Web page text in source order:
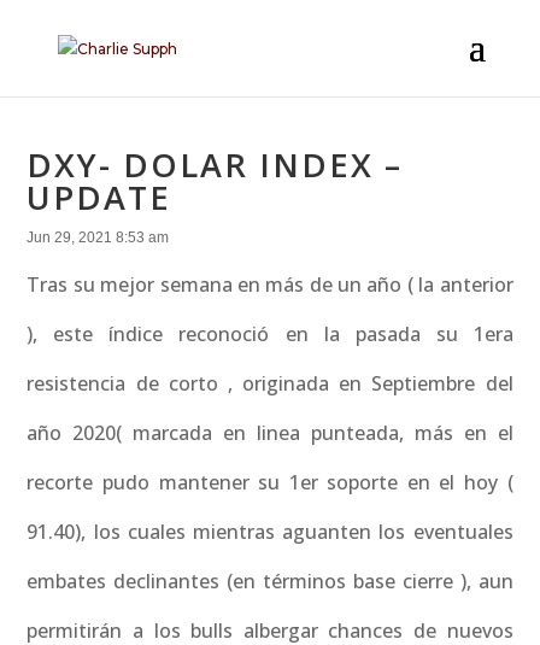
DXY- DOLAR INDEX –
UPDATE
Jun 29, 2021 8:53 am
Tras su mejor semana en más de un año ( la anterior
), este índice reconoció en la pasada su 1era
resistencia de corto , originada en Septiembre del
año 2020( marcada en linea punteada, más en el
recorte pudo mantener su 1er soporte en el hoy (
91.40), los cuales mientras aguanten los eventuales
embates declinantes (en términos base cierre ), aun
permitirán a los bulls albergar chances de nuevos